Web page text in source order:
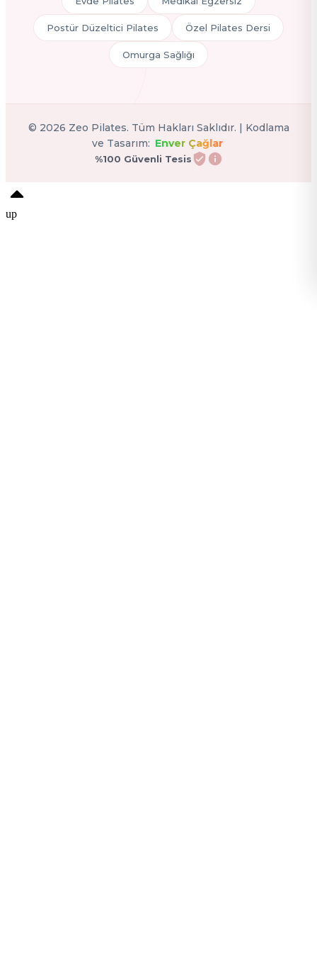
Postür Düzeltici Pilates Özel Pilates Dersi
Omurga Sağlığı
© 2026 Zeo Pilates. Tüm Hakları Saklıdır. | Kodlama
ve Tasarım: Enver Çağlar
%100 Güvenli Tesis
up